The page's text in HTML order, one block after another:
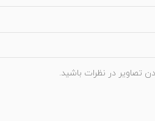
تصاویر در نظرات باشید.